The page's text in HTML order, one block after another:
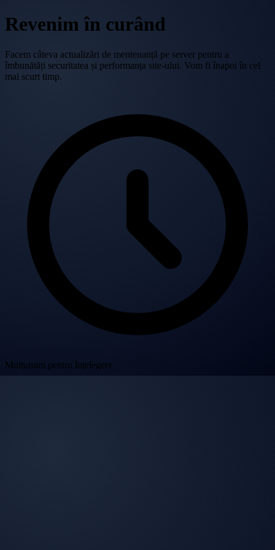
Revenim în curând
Facem câteva actualizări de mentenanță pe server pentru a
îmbunătăți securitatea și performanța site-ului. Vom fi înapoi în cel
mai scurt timp.
Mulțumim pentru înțelegere